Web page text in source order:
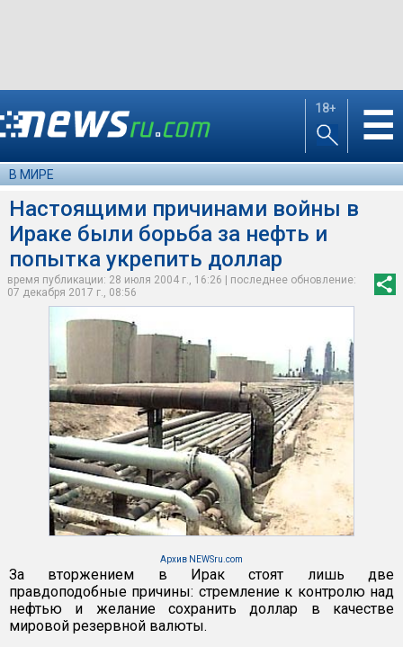
18+ ☰
В МИРЕ
Настоящими причинами войны в
Ираке были борьба за нефть и
попытка укрепить доллар
время публикации: 28 июля 2004 г., 16:26 | последнее обновление:
07 декабря 2017 г., 08:56
Архив NEWSru.com
За вторжением в Ирак стоят лишь две
правдоподобные причины: стремление к контролю над
нефтью и желание сохранить доллар в качестве
мировой резервной валюты.